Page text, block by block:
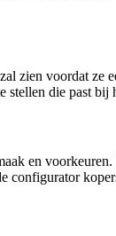
zien voordat ze
die past bij
en voorkeuren.
configurator